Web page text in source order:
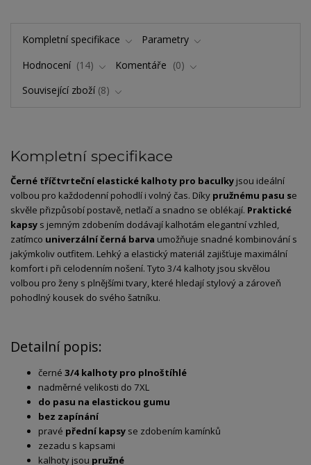
Kompletní specifikace
Parametry
Hodnocení
14 Komentáře
0
Související zboží 8
Kompletní specifikace
Černé tříčtvrteční elastické kalhoty pro baculky jsou ideální
volbou pro každodenní pohodlí i volný čas. Díky pružnému pasu se
skvěle přizpůsobí postavě, netlačí a snadno se oblékají. Praktické
kapsy s jemným zdobením dodávají kalhotám elegantní vzhled,
zatímco univerzální černá barva umožňuje snadné kombinování s
jakýmkoliv outfitem. Lehký a elastický materiál zajišťuje maximální
komfort i při celodenním nošení. Tyto 3/4 kalhoty jsou skvělou
volbou pro ženy s plnějšími tvary, které hledají stylový a zároveň
pohodlný kousek do svého šatníku.
Detailní popis:
černé 3/4 kalhoty pro plnoštíhlé
nadměrné velikosti do 7XL
do pasu na elastickou gumu
bez zapínání
pravé přední kapsy se zdobením kamínků
zezadu s kapsami
kalhoty jsou pružné